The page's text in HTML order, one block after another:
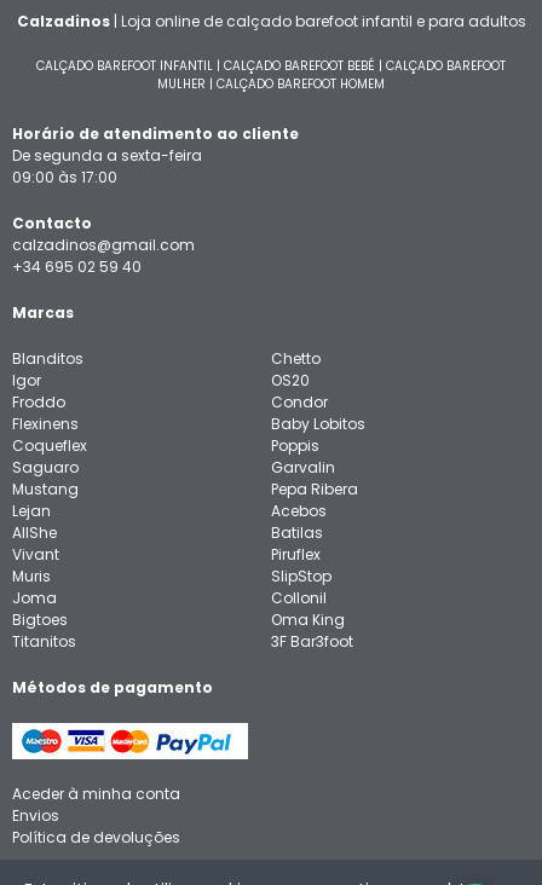
Calzadinos| Loja online de calçado barefoot infantil e para adultos
CALÇADO BAREFOOT INFANTIL | CALÇADO BAREFOOT BEBÉ | CALÇADO BAREFOOT
MULHER | CALÇADO BAREFOOT HOMEM
Horário de atendimento ao cliente
De segunda a sexta-feira
09:00 às 17:00
Contacto
calzadinos@gmail.com
+34 695 02 59 40
Marcas
Blanditos
Igor
Froddo
Flexinens
Coqueflex
Saguaro
Mustang
Lejan
AllShe
Vivant
Muris
Joma
Bigtoes
Titanitos
Chetto
OS20
Condor
Baby Lobitos
Poppis
Garvalin
Pepa Ribera
Acebos
Batilas
Piruflex
SlipStop
Collonil
Oma King
3F Bar3foot
Métodos de pagamento
Aceder à minha conta
Envios
Política de devoluções